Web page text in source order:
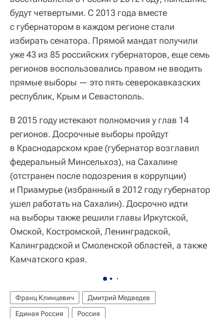
будут четвертыми. С 2013 года вместе
с губернатором в каждом регионе стали
избирать сенатора. Прямой мандат получили
уже 43 из 85 российских губернаторов, еще семь
регионов воспользовались правом не вводить
прямые выборы — это пять северокавказских
республик, Крым и Севастополь.
В 2015 году истекают полномочия у глав 14
регионов. Досрочные выборы пройдут
в Краснодарском крае (губернатор возглавил
федеральный Минсельхоз), на Сахалине
(отстранен после подозрения в коррупции)
и Приамурье (избранный в 2012 году губернатор
ушел работать на Сахалин). Досрочно идти
на выборы также решили главы Иркутской,
Омской, Костромской, Ленинградской,
Калинградской и Смоленской областей, а также
Камчатского края.
Франц Клинцевич
Дмитрий Медведев
Единая Россия
Россия